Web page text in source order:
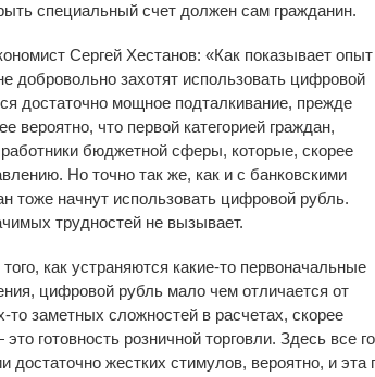
специальный счет должен сам гражданин.
Сергей Хестанов: «Как показывает опыт
добровольно захотят использовать цифровой
достаточно мощное подталкивание, прежде
вероятно, что первой категорией граждан,
бюджетной сферы, которые, скорее
Но точно так же, как и с банковскими
тоже начнут использовать цифровой рубль.
трудностей не вызывает.
как устраняются какие-то первоначальные
цифровой рубль мало чем отличается от
заметных сложностей в расчетах, скорее
готовность розничной торговли. Здесь все
достаточно жестких стимулов, вероятно, и